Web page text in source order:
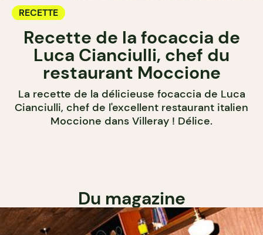
RECETTE
Recette de la focaccia de
Luca Cianciulli, chef du
restaurant Moccione
La recette de la délicieuse focaccia de Luca
Cianciulli, chef de l'excellent restaurant italien
Moccione dans Villeray ! Délice.
Du magazine